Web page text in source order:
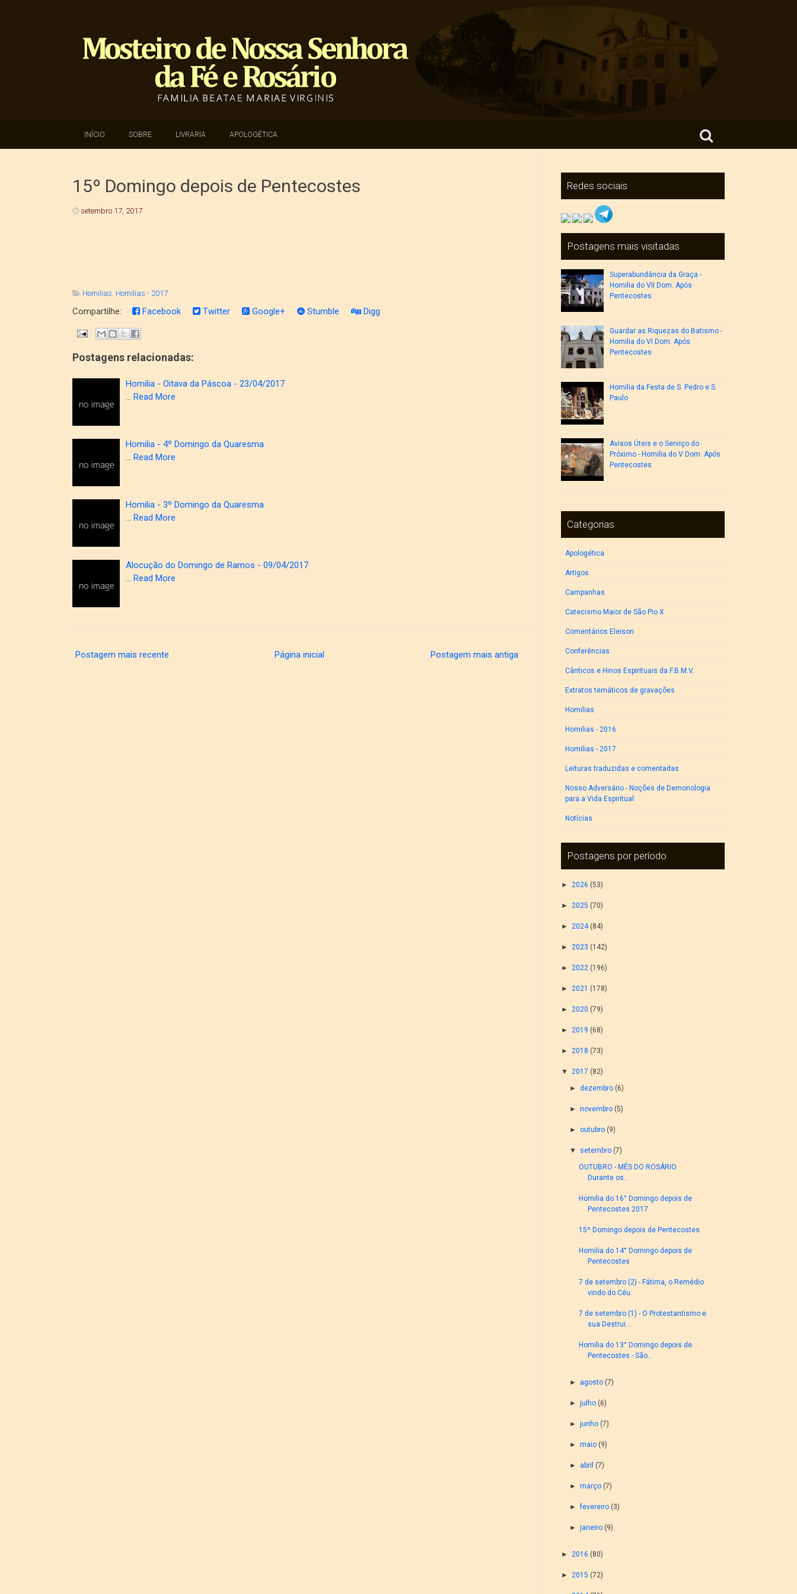
Search for:
SKIP TO CONTENT
INÍCIO SOBRE LIVRARIA APOLOGÉTICA
15º Domingo depois de Pentecostes
setembro 17, 2017
Homilias Homilias - 2017
Compartilhe: Facebook Twitter Google+ Stumble Digg
Postagens relacionadas:
Homilia - Oitava da Páscoa - 23/04/2017
… Read More
Homilia - 4º Domingo da Quaresma
… Read More
Homilia - 3º Domingo da Quaresma
… Read More
Alocução do Domingo de Ramos - 09/04/2017
… Read More
Postagem mais recente Postagem mais antiga
Página inicial
Redes sociais
Postagens mais visitadas
Superabundância da Graça -
Homilia do VII Dom. Após
Pentecostes
Guardar as Riquezas do Batismo -
Homilia do VI Dom. Após
Pentecostes
Homilia da Festa de S. Pedro e S.
Paulo
Avisos Úteis e o Serviço do
Próximo - Homilia do V Dom. Após
Pentecostes
Categorias
Apologética
Artigos
Campanhas
Catecismo Maior de São Pio X
Comentários Eleison
Conferências
Cânticos e Hinos Espirituais da F.B.M.V.
Extratos temáticos de gravações
Homilias
Homilias - 2016
Homilias - 2017
Leituras traduzidas e comentadas
Nosso Adversário - Noções de Demonologia
para a Vida Espiritual
Notícias
Postagens por período
► 2026 (53)
► 2025 (70)
► 2024 (84)
► 2023 (142)
► 2022 (196)
► 2021 (178)
► 2020 (79)
► 2019 (68)
► 2018 (73)
▼ 2017 (82)
►dezembro (6)
►novembro (5)
►outubro (9)
▼ setembro (7)
OUTUBRO - MÊS DO ROSÁRIO
Durante os...
Homilia do 16° Domingo depois de
Pentecostes 2017
15º Domingo depois de Pentecostes
Homilia do 14° Domingo depois de
Pentecostes
7 de setembro (2) - Fátima, o Remédio
vindo do Céu.
7 de setembro (1) - O Protestantismo e
sua Destrui...
Homilia do 13° Domingo depois de
Pentecostes - São...
► agosto (7)
►julho (6)
►junho (7)
►maio (9)
► abril (7)
►março (7)
►fevereiro (3)
►janeiro (9)
► 2016 (80)
► 2015 (72)